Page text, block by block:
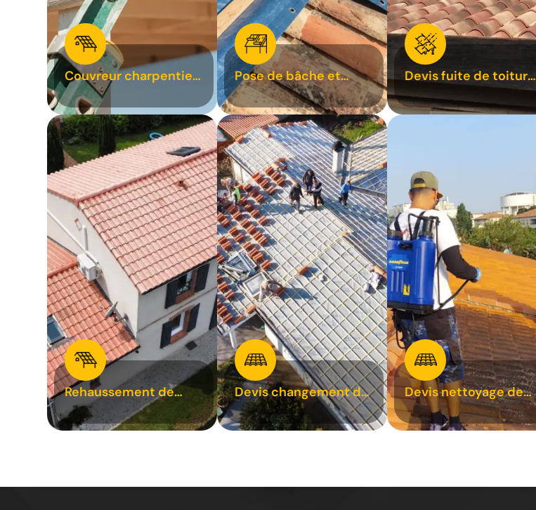
Couvreur charpentier
31
Pose de bâche et
bâchage de toiture 31
Devis fuite de toiture
31
Rehaussement de
toiture 31
Devis changement de
tuile 31
Devis nettoyage de
toiture 31